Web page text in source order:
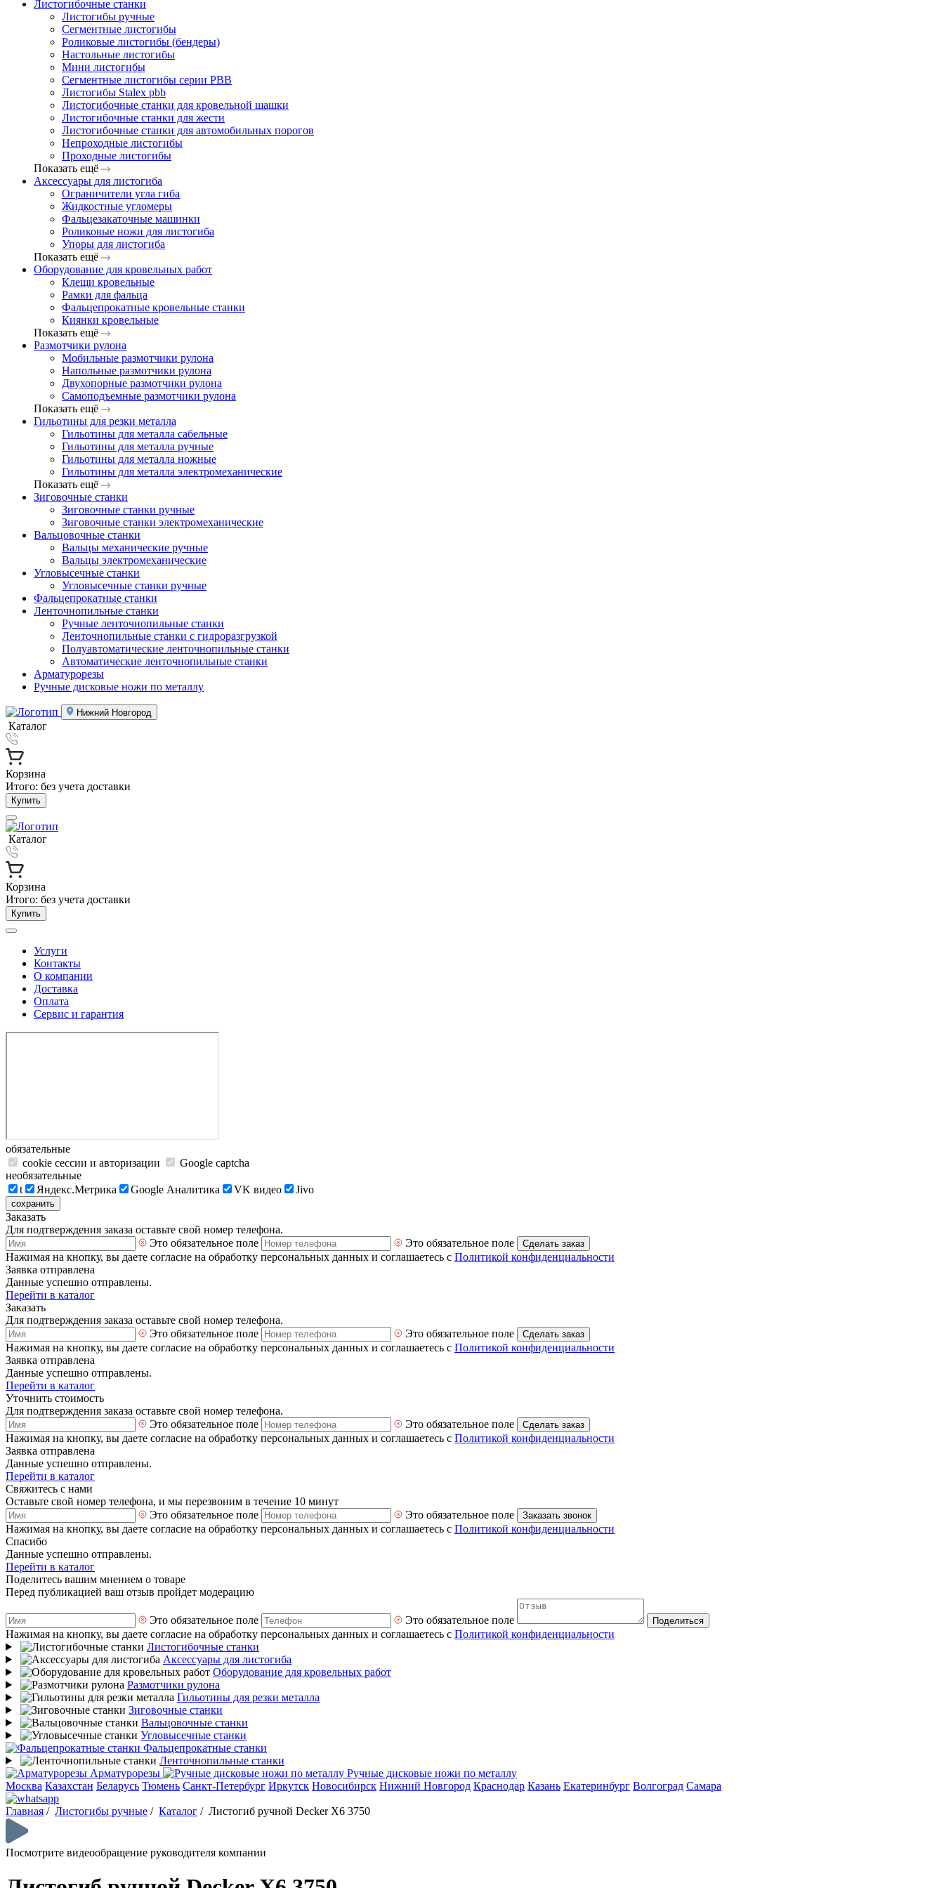
Листогибочные станки
Листогибы ручные
Сегментные листогибы
Роликовые листогибы (бендеры)
Настольные листогибы
Мини листогибы
Сегментные листогибы серии PBB
Листогибы Stalex pbb
Листогибочные станки для кровельной шашки
Листогибочные станки для жести
Листогибочные станки для автомобильных порогов
Непроходные листогибы
Проходные листогибы
Показать ещё
Аксессуары для листогиба
Ограничители угла гиба
Жидкостные угломеры
Фальцезакаточные машинки
Роликовые ножи для листогиба
Упоры для листогиба
Показать ещё
Оборудование для кровельных работ
Клещи кровельные
Рамки для фальца
Фальцепрокатные кровельные станки
Киянки кровельные
Показать ещё
Размотчики рулона
Мобильные размотчики рулона
Напольные размотчики рулона
Двухопорные размотчики рулона
Самоподъемные размотчики рулона
Показать ещё
Гильотины для резки металла
Гильотины для металла сабельные
Гильотины для металла ручные
Гильотины для металла ножные
Гильотины для металла электромеханические
Показать ещё
Зиговочные станки
Зиговочные станки ручные
Зиговочные станки электромеханические
Вальцовочные станки
Вальцы механические ручные
Вальцы электромеханические
Угловысечные станки
Угловысечные станки ручные
Фальцепрокатные станки
Ленточнопильные станки
Ручные ленточнопильные станки
Ленточнопильные станки с гидроразгрузкой
Полуавтоматические ленточнопильные станки
Автоматические ленточнопильные станки
Арматурорезы
Ручные дисковые ножи по металлу
Нижний Новгород
Каталог
Корзина
Итого: без учета доставки
Купить
Каталог
Корзина
Итого: без учета доставки
Купить
Услуги
Контакты
О компании
Доставка
Оплата
Сервис и гарантия
обязательные
cookie сессии и авторизации
Google captcha
необязательные
t
Яндекс.Метрика Google Аналитика VK видео Jivo
сохранить
Заказать
Для подтверждения заказа оставьте свой номер телефона.
Это обязательное поле
Это обязательное поле Сделать заказ
Нажимая на кнопку, вы даете согласие на обработку персональных данных и соглашаетесь с Политикой конфиденциальности
Заявка отправлена
Данные успешно отправлены.
Перейти в каталог
Заказать
Для подтверждения заказа оставьте свой номер телефона.
Это обязательное поле
Это обязательное поле Сделать заказ
Нажимая на кнопку, вы даете согласие на обработку персональных данных и соглашаетесь с Политикой конфиденциальности
Заявка отправлена
Данные успешно отправлены.
Перейти в каталог
Уточнить стоимость
Для подтверждения заказа оставьте свой номер телефона.
Это обязательное поле
Это обязательное поле Сделать заказ
Нажимая на кнопку, вы даете согласие на обработку персональных данных и соглашаетесь с Политикой конфиденциальности
Заявка отправлена
Данные успешно отправлены.
Перейти в каталог
Свяжитесь с нами
Оставьте свой номер телефона, и мы перезвоним в течение 10 минут
Это обязательное поле
Это обязательное поле Заказать звонок
Нажимая на кнопку, вы даете согласие на обработку персональных данных и соглашаетесь с Политикой конфиденциальности
Спасибо
Данные успешно отправлены.
Перейти в каталог
Поделитесь вашим мнением о товаре
Перед публикацией ваш отзыв пройдет модерацию
Это обязательное поле Это обязательное поле Поделиться
Нажимая на кнопку, вы даете согласие на обработку персональных данных и соглашаетесь с Политикой конфиденциальности
Листогибочные станки
Аксессуары для листогиба
Оборудование для кровельных работ
Размотчики рулона
Гильотины для резки металла
Зиговочные станки
Вальцовочные станки
Угловысечные станки
Фальцепрокатные станки
Ленточнопильные станки
Арматурорезы
Ручные дисковые ножи по металлу
Москва Казахстан Беларусь Тюмень Санкт-Петербург Иркутск Новосибирск Нижний Новгород Краснодар Казань Екатеринбург Волгоград Самара
Главная / Листогибы ручные / Каталог / Листогиб ручной Decker X6 3750
Посмотрите видеообращение руководителя компании